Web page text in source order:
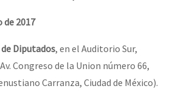
de 2017
Diputados, en el Auditorio Sur,
Congreso de la Union número 66,
Carranza, Ciudad de México).